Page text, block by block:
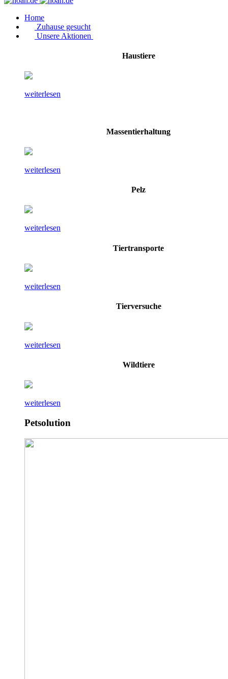
Home
Zuhause gesucht
Unsere Aktionen
Haustiere
weiterlesen
Massentierhaltung
weiterlesen
Pelz
weiterlesen
Tiertransporte
weiterlesen
Tierversuche
weiterlesen
Wildtiere
weiterlesen
Petsolution